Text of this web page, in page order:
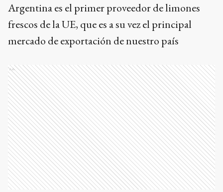
Argentina es el primer proveedor de limones
frescos de la UE, que es a su vez el principal
mercado de exportación de nuestro país
Ads